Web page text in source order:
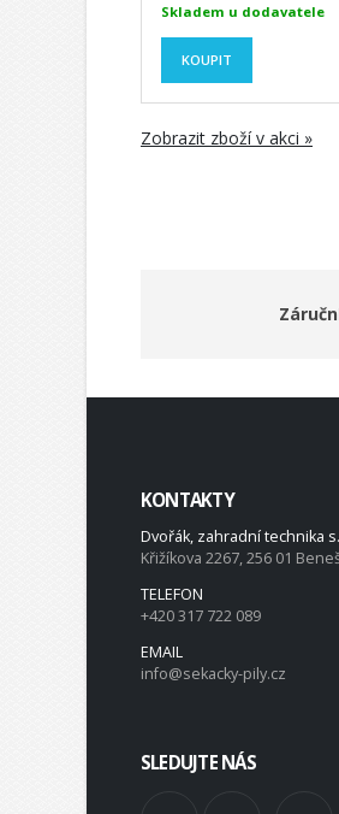
Skladem u dodavatele
KOUPIT
Zobrazit zboží v akci »
KONTAKTY
Dvořák, zahradní technika
Křižíkova 2267, 256 01
TELEFON
+420 317 722 089
EMAIL
info@sekacky-pily.cz
SLEDUJTE NÁS